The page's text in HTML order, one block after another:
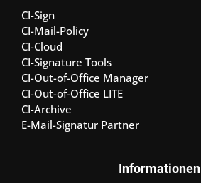
CI-Sign
CI-Mail-Policy
CI-Cloud
CI-Signature Tools
CI-Out-of-Office Manager
CI-Out-of-Office LITE
CI-Archive
E-Mail-Signatur Partner
Informationen